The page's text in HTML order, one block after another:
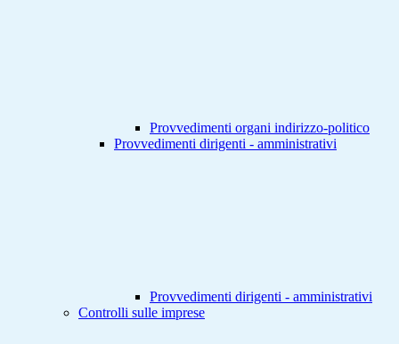
Provvedimenti organi indirizzo-politico
Provvedimenti dirigenti - amministrativi
Provvedimenti dirigenti - amministrativi
Controlli sulle imprese